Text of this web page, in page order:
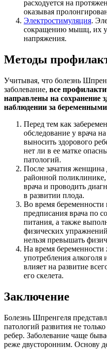
расходуется на
оказывая
Электростимуляция.
сокращению мышц, их
напряжения.
Методы
Учитывая, что болезнь
заболевание, все
направлены на сохранение
наблюдении за
Перед тем как
обследование у врача
выносить здорового
нет ли в ее матке
патологий.
После зачатия женщина
районной поликлинике,
врача и проводить
в развитии плода.
Во время беременности
предписания врача по
питания, а также
физических
нельзя превышать
На время беременности
употребления алкоголя
влияет на развитие
его скелета.
Заключение
Болезнь Шпренгеля
патологий развития не
ребер. Заболевание чаще
реже двусторонним. Основу